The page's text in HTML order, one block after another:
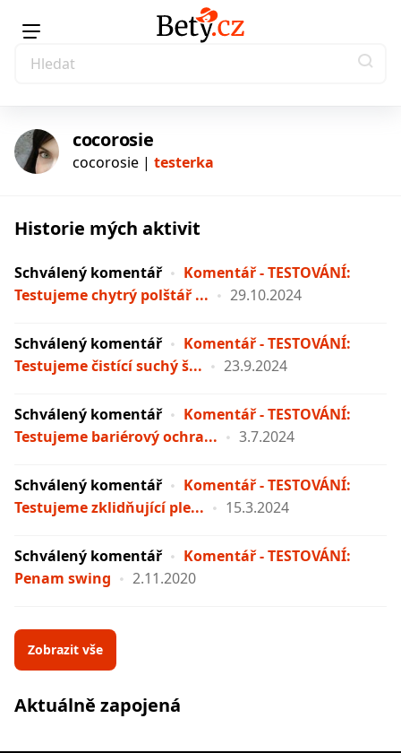
testerka
cocorosie
cocorosie | testerka
Historie mých aktivit
Schválený komentář
Komentář - TESTOVÁNÍ:
Testujeme chytrý polštář ...
29.10.2024
Schválený komentář
Komentář - TESTOVÁNÍ:
Testujeme čistící suchý š...
23.9.2024
Schválený komentář
Komentář - TESTOVÁNÍ:
Testujeme bariérový ochra...
3.7.2024
Schválený komentář
Komentář - TESTOVÁNÍ:
Testujeme zklidňující ple...
15.3.2024
Schválený komentář
Komentář - TESTOVÁNÍ:
Penam swing
2.11.2020
Zobrazit vše
Aktuálně zapojená